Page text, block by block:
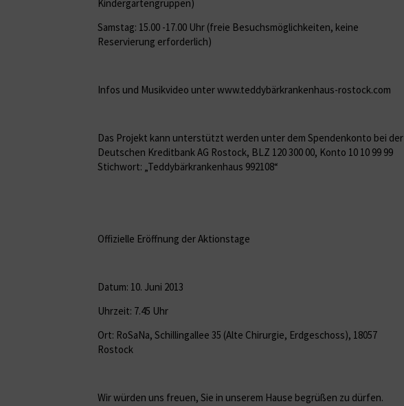
Kindergartengruppen)
Samstag: 15.00 -17.00 Uhr (freie Besuchsmöglichkeiten, keine
Reservierung erforderlich)
Infos und Musikvideo unter www.teddybärkrankenhaus-rostock.com
Das Projekt kann unterstützt werden unter dem Spendenkonto bei der
Deutschen Kreditbank AG Rostock, BLZ 120 300 00, Konto 10 10 99 99
Stichwort: „Teddybärkrankenhaus 992108“
Offizielle Eröffnung der Aktionstage
Datum: 10. Juni 2013
Uhrzeit: 7.45 Uhr
Ort: RoSaNa, Schillingallee 35 (Alte Chirurgie, Erdgeschoss), 18057
Rostock
Wir würden uns freuen, Sie in unserem Hause begrüßen zu dürfen.